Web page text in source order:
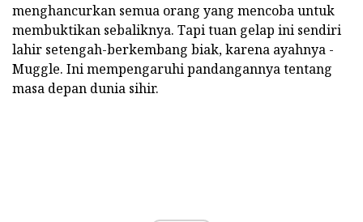
menghancurkan semua orang yang mencoba untuk
membuktikan sebaliknya. Tapi tuan gelap ini sendiri
lahir setengah-berkembang biak, karena ayahnya -
Muggle. Ini mempengaruhi pandangannya tentang
masa depan dunia sihir.